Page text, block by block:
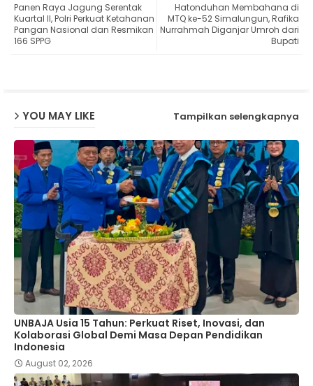
ats
Hatonduhan Membahana di
MTQ ke-52 Simalungun, Rafika
Nurrahmah Diganjar Umroh dari
Bupati
Panen Raya Jagung Serentak
Kuartal II, Polri Perkuat Ketahanan
Pangan Nasional dan Resmikan
166 SPPG
YOU MAY LIKE Tampilkan selengkapnya
UNBAJA Usia 15 Tahun: Perkuat Riset, Inovasi, dan
Kolaborasi Global Demi Masa Depan Pendidikan
Indonesia
August 02, 2026